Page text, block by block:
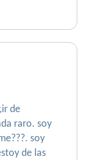
de
raro. soy
soy
de las